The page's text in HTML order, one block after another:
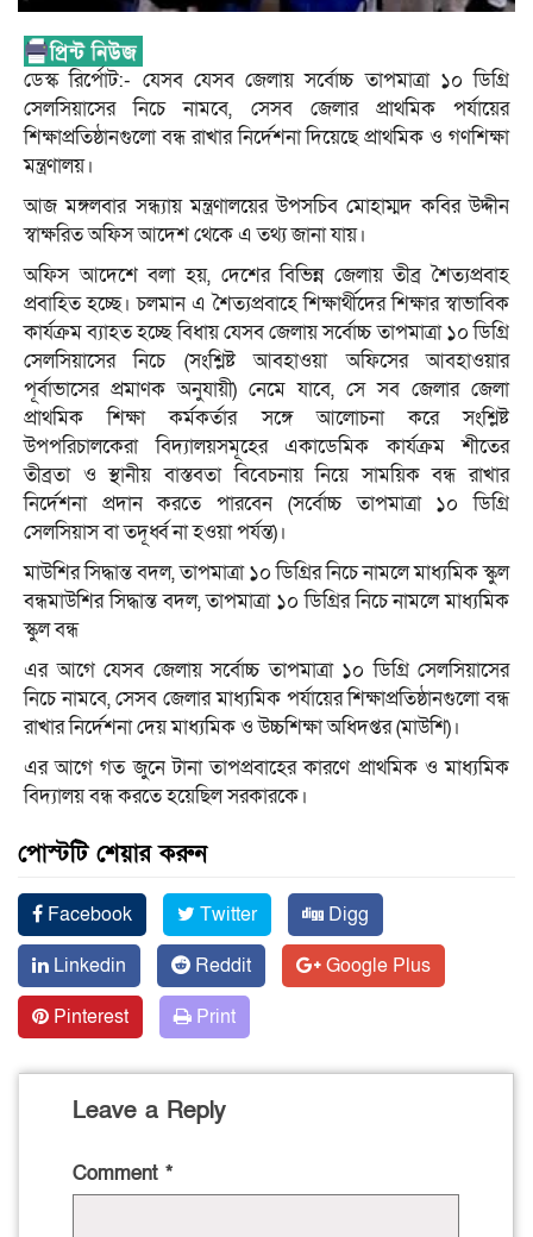
ডেস্ক রির্পোট:- যেসব যেসব জেলায় সর্বোচ্চ তাপমাত্রা ১০ ডিগ্রি
সেলসিয়াসের নিচে নামবে, সেসব জেলার প্রাথমিক পর্যায়ের
শিক্ষাপ্রতিষ্ঠানগুলো বন্ধ রাখার নির্দেশনা দিয়েছে প্রাথমিক ও গণশিক্ষা
মন্ত্রণালয়।
আজ মঙ্গলবার সন্ধ্যায় মন্ত্রণালয়ের উপসচিব মোহাম্মদ কবির উদ্দীন
স্বাক্ষরিত অফিস আদেশ থেকে এ তথ্য জানা যায়।
অফিস আদেশে বলা হয়, দেশের বিভিন্ন জেলায় তীব্র শৈত্যপ্রবাহ
প্রবাহিত হচ্ছে। চলমান এ শৈত্যপ্রবাহে শিক্ষার্থীদের শিক্ষার স্বাভাবিক
কার্যক্রম ব্যাহত হচ্ছে বিধায় যেসব জেলায় সর্বোচ্চ তাপমাত্রা ১০ ডিগ্রি
সেলসিয়াসের নিচে (সংশ্লিষ্ট আবহাওয়া অফিসের আবহাওয়ার
পূর্বাভাসের প্রমাণক অনুযায়ী) নেমে যাবে, সে সব জেলার জেলা
প্রাথমিক শিক্ষা কর্মকর্তার সঙ্গে আলোচনা করে সংশ্লিষ্ট
উপপরিচালকেরা বিদ্যালয়সমূহের একাডেমিক কার্যক্রম শীতের
তীব্রতা ও স্থানীয় বাস্তবতা বিবেচনায় নিয়ে সাময়িক বন্ধ রাখার
নির্দেশনা প্রদান করতে পারবেন (সর্বোচ্চ তাপমাত্রা ১০ ডিগ্রি
সেলসিয়াস বা তদূর্ধ্ব না হওয়া পর্যন্ত)।
মাউশির সিদ্ধান্ত বদল, তাপমাত্রা ১০ ডিগ্রির নিচে নামলে মাধ্যমিক স্কুল
বন্ধমাউশির সিদ্ধান্ত বদল, তাপমাত্রা ১০ ডিগ্রির নিচে নামলে মাধ্যমিক
স্কুল বন্ধ
এর আগে যেসব জেলায় সর্বোচ্চ তাপমাত্রা ১০ ডিগ্রি সেলসিয়াসের
নিচে নামবে, সেসব জেলার মাধ্যমিক পর্যায়ের শিক্ষাপ্রতিষ্ঠানগুলো বন্ধ
রাখার নির্দেশনা দেয় মাধ্যমিক ও উচ্চশিক্ষা অধিদপ্তর (মাউশি)।
এর আগে গত জুনে টানা তাপপ্রবাহের কারণে প্রাথমিক ও মাধ্যমিক
বিদ্যালয় বন্ধ করতে হয়েছিল সরকারকে।
পোস্টটি শেয়ার করুন
Facebook Twitter
Digg
Linkedin
Reddit
Google Plus
Pinterest
Print
Leave a Reply
Comment *